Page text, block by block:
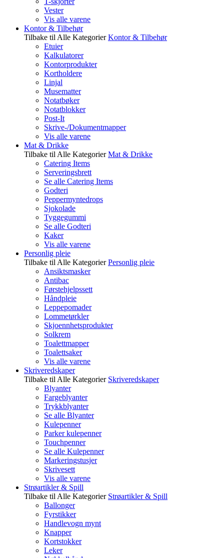
Vester
Vis alle varene
Kontor & Tilbehør
Tilbake til Alle Kategorier Kontor & Tilbehør
Etuier
Kalkulatorer
Kontorprodukter
Kortholdere
Linjal
Musematter
Notatbøker
Notatblokker
Post-It
Skrive-/Dokumentmapper
Vis alle varene
Mat & Drikke
Tilbake til Alle Kategorier Mat & Drikke
Catering Items
Serveringsbrett
Se alle Catering Items
Godteri
Peppermyntedrops
Sjokolade
Tyggegummi
Se alle Godteri
Kaker
Vis alle varene
Personlig pleie
Tilbake til Alle Kategorier Personlig pleie
Ansiktsmasker
Antibac
Førstehjelpssett
Håndpleie
Leppepomader
Lommetørkler
Skjoennhetsprodukter
Solkrem
Toalettmapper
Toalettsaker
Vis alle varene
Skriveredskaper
Tilbake til Alle Kategorier Skriveredskaper
Blyanter
Fargeblyanter
Trykkblyanter
Se alle Blyanter
Kulepenner
Parker kulepenner
Touchpenner
Se alle Kulepenner
Markeringstusjer
Skrivesett
Vis alle varene
Strøartikler & Spill
Tilbake til Alle Kategorier Strøartikler & Spill
Ballonger
Fyrstikker
Handlevogn mynt
Knapper
Kortstokker
Leker